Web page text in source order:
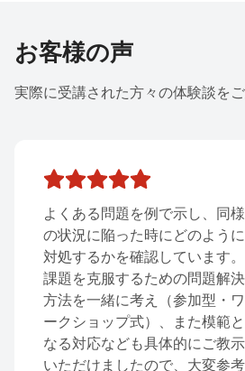
お客様の声
実際に受講された方々の体験談をご
、同様
ように
ます。
題解決
型・ワ
模範と
ご教示
変参考
具体的な実践
ライドとして
が非常に有用
外赴任する方
ジメントのみ
知っておくべ
した。